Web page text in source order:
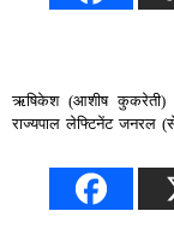
ऋषिकेश (आशीष कुकरेती)
राज्यपाल लेफ्टिनेंट जनरल